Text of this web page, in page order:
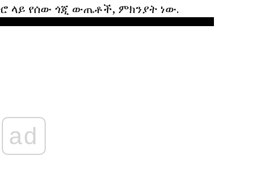
ላይ የሰው ጎጂ ውጤቶች, ምክንያት ነው.
ad